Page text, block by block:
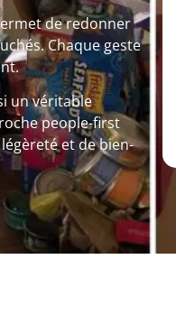
de redonner
Chaque geste
un véritable
people-first
et de bien-